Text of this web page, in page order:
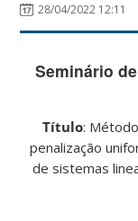
28/04/2022 12:11
Seminário
Título:
penalização
de sistemas